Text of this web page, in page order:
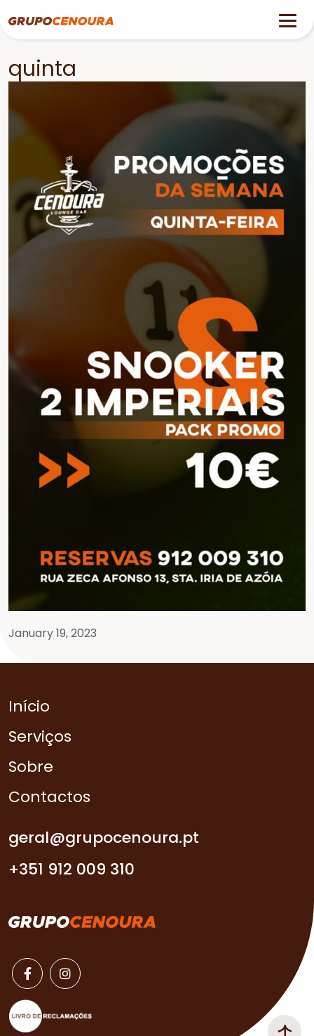
quinta
January 19, 2023
Início
Serviços
Sobre
Contactos
geral@grupocenoura.pt
+351 912 009 310